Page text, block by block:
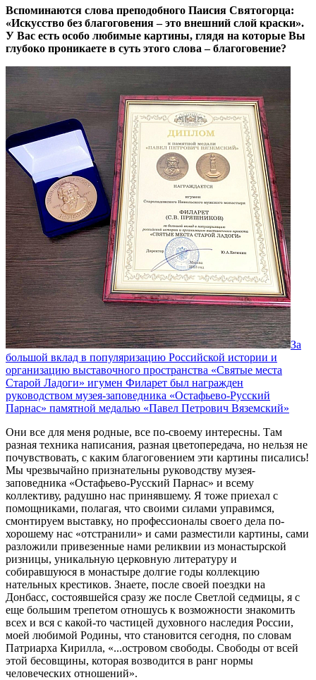
Вспоминаются слова преподобного Паисия Святогорца:
«Искусство без благоговения – это внешний слой краски».
У Вас есть особо любимые картины, глядя на которые Вы
глубоко проникаете в суть этого слова – благоговение?
За
большой вклад в популяризацию Российской истории и
организацию выставочного пространства «Святые места
Старой Ладоги» игумен Филарет был награжден
руководством музея-заповедника «Остафьево-Русский
Парнас» памятной медалью «Павел Петрович Вяземский»
Они все для меня родные, все по-своему интересны. Там
разная техника написания, разная цветопередача, но нельзя не
почувствовать, с каким благоговением эти картины писались!
Мы чрезвычайно признательны руководству музея-
заповедника «Остафьево-Русский Парнас» и всему
коллективу, радушно нас принявшему. Я тоже приехал с
помощниками, полагая, что своими силами управимся,
смонтируем выставку, но профессионалы своего дела по-
хорошему нас «отстранили» и сами разместили картины, сами
разложили привезенные нами реликвии из монастырской
ризницы, уникальную церковную литературу и
собиравшуюся в монастыре долгие годы коллекцию
нательных крестиков. Знаете, после своей поездки на
Донбасс, состоявшейся сразу же после Светлой седмицы, я с
еще большим трепетом отношусь к возможности знакомить
всех и вся с какой-то частицей духовного наследия России,
моей любимой Родины, что становится сегодня, по словам
Патриарха Кирилла, «...островом свободы. Свободы от всей
этой бесовщины, которая возводится в ранг нормы
человеческих отношений».